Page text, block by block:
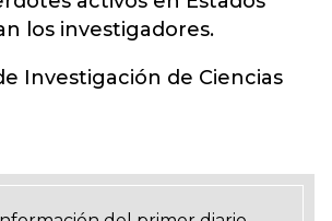
los investigadores.
Investigación de Ciencias